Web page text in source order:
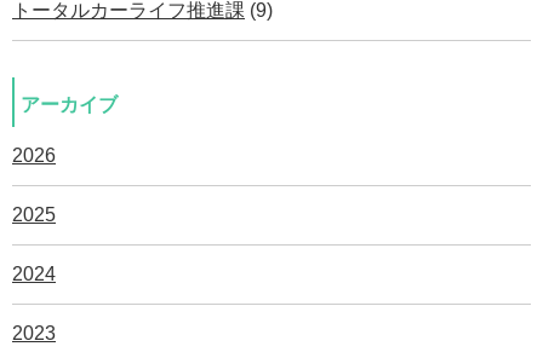
トータルカーライフ推進課 (9)
アーカイブ
2026
2025
2024
2023